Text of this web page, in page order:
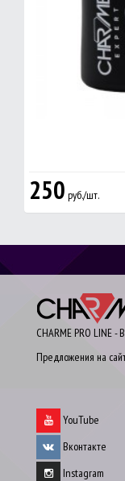
250 руб./шт.
CHARME PRO LINE -
Предложения на
YouTube
Вконтакте
Instagram